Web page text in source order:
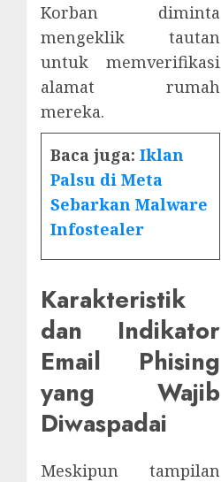
Korban diminta
mengeklik tautan
untuk memverifikasi
alamat rumah
mereka.
Baca juga: Iklan
Palsu di Meta
Sebarkan Malware
Infostealer
Karakteristik
dan Indikator
Email Phising
yang Wajib
Diwaspadai
Meskipun tampilan